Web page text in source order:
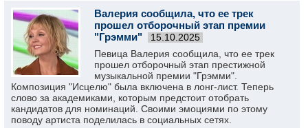
Валерия сообщила, что ее трек
прошел отборочный этап премии
"Грэмми"
15.10.2025
Певица Валерия сообщила, что ее трек
прошел отборочный этап престижной
музыкальной премии "Грэмми".
Композиция "Исцелю" была включена в лонг-лист. Теперь
слово за академиками, которым предстоит отобрать
кандидатов для номинаций. Своими эмоциями по этому
поводу артиста поделилась в социальных сетях.